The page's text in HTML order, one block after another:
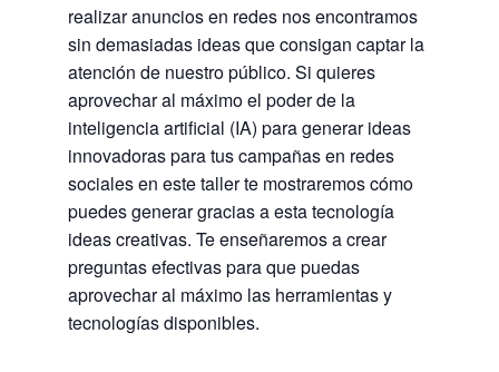
realizar anuncios en redes nos encontramos
sin demasiadas ideas que consigan captar la
atención de nuestro público. Si quieres
aprovechar al máximo el poder de la
inteligencia artificial (IA) para generar ideas
innovadoras para tus campañas en redes
sociales en este taller te mostraremos cómo
puedes generar gracias a esta tecnología
ideas creativas. Te enseñaremos a crear
preguntas efectivas para que puedas
aprovechar al máximo las herramientas y
tecnologías disponibles.